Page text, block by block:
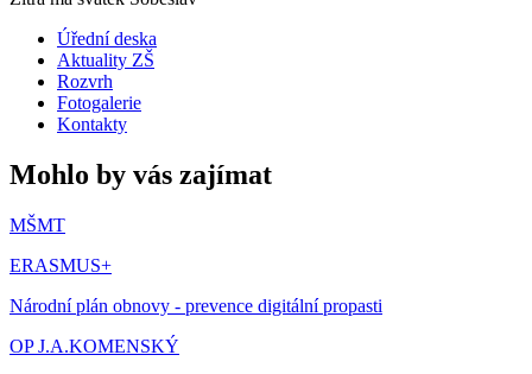
Úřední deska
Aktuality ZŠ
Rozvrh
Fotogalerie
Kontakty
Mohlo by vás zajímat
MŠMT
ERASMUS+
Národní plán obnovy - prevence digitální propasti
OP J.A.KOMENSKÝ